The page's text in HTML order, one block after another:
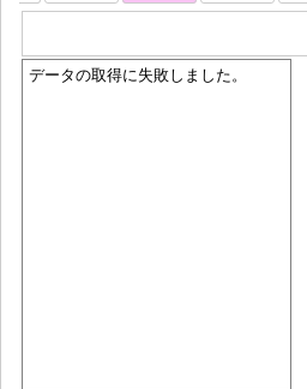
データの取得に失敗しました。